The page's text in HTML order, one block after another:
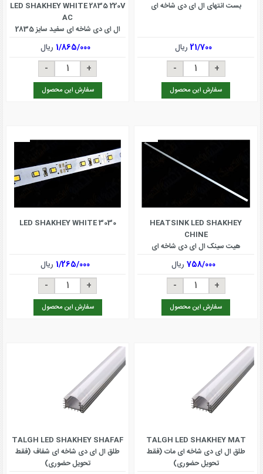
بست انتهای ال ای دی شاخه ای
21/700ریال
سفارش این محصول
LED SHAKHEY WHITE 2835 220V
AC
ال ای دی شاخه ای سفید سایز 2835
220ولت
1/865/000 ریال
سفارش این محصول
HEATSINK LED SHAKHEY
CHINE
هیت سینک ال ای دی شاخه ای
758/000ریال
سفارش این محصول
LED SHAKHEY WHITE 3030
1/265/000 ریال
سفارش این محصول
TALGH LED SHAKHEY MAT
طلق ال ای دی شاخه ای مات (فقط
تحویل حضوری)
TALGH LED SHAKHEY SHAFAF
طلق ال ای دی شاخه ای شفاف (فقط
تحویل حضوری)